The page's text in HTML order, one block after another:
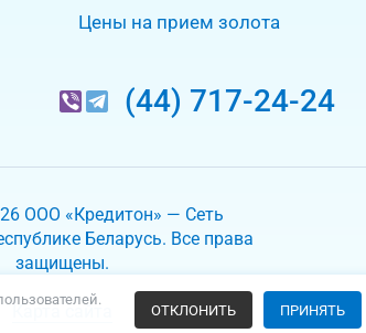
Цены на прием золота
(44) 717-24-24
ООО «Кредитон» — Сеть
Беларусь. Все права
защищены.
Карта сайта ПРИНЯТЬ
ОТКЛОНИТЬ